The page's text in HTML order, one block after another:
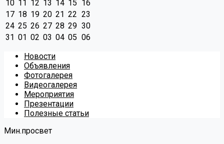
10 11 12 13 14 15 16
17 18 19 20 21 22 23
24 25 26 27 28 29 30
31 01 02 03 04 05 06
Новости
Объявления
Фотогалерея
Видеогалерея
Мероприятия
Презентации
Полезные статьи
Мин.просвет